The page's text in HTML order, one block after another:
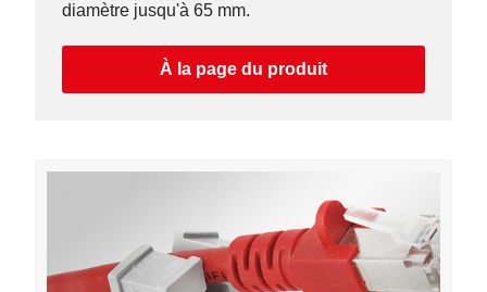
diamètre jusqu'à 65 mm.
À la page du produit